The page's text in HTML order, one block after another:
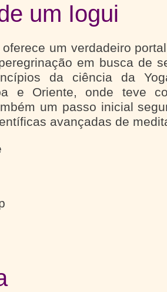
um Iogui
um verdadeiro
em busca de
da ciência da
e Oriente, onde teve
um passo inicial
avançadas de